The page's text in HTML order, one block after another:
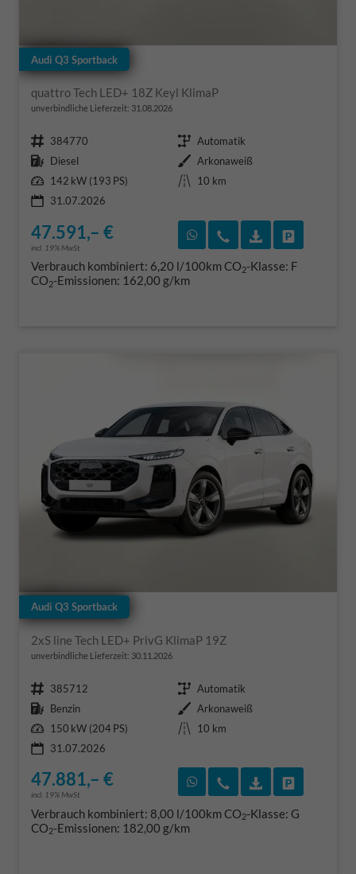
Audi Q3 Sportback
quattro Tech LED+ 18Z Keyl KlimaP
unverbindliche Lieferzeit: 31.08.2026
Fahrzeugnr. 384770 Getriebe Automatik
Kraftstoff Diesel Außenfarbe Arkonaweiß
Leistung 142 kW (193 PS) Kilometerstand
10 km
31.07.2026
47.591,– €
incl. 19% MwSt.
Rückruf vereinbaren
Wir rufen Sie an
Verbrauch kombiniert: 6,20 l/100kmCO2-Klasse: F
CO2-Emissionen: 162,00 g/km
Audi Q3 Sportback
2xS line Tech LED+ PrivG KlimaP 19Z
unverbindliche Lieferzeit: 30.11.2026
Fahrzeugnr. 385712 Getriebe Automatik
Kraftstoff Benzin Außenfarbe Arkonaweiß
Leistung 150 kW (204 PS) Kilometerstand
10 km
31.07.2026
47.881,– €
incl. 19% MwSt.
Rückruf vereinbaren
Wir rufen Sie an
Verbrauch kombiniert: 8,00 l/100kmCO2-Klasse: G
CO2-Emissionen: 182,00 g/km